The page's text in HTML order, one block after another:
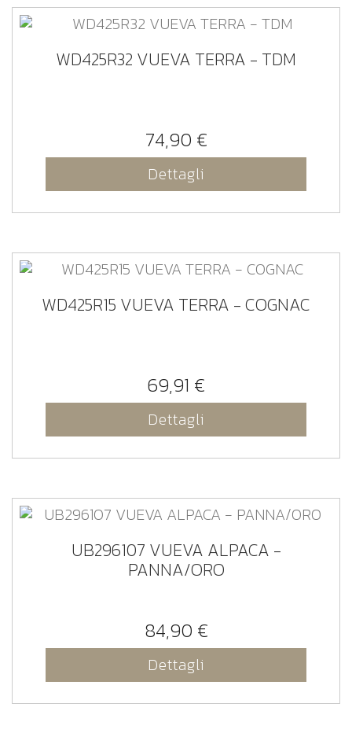
WD425R32 VUEVA TERRA - TDM
74,90 €
Dettagli
WD425R15 VUEVA TERRA - COGNAC
69,91 €
Dettagli
UB296107 VUEVA ALPACA -
PANNA/ORO
84,90 €
Dettagli